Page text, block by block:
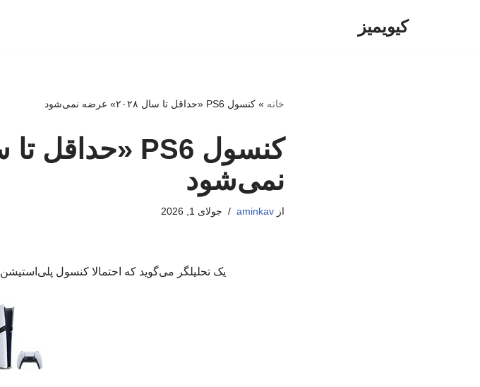
کیویمیز
خانه »کنسول PS6 «حداقل تا سال ۲۰۲۸» عرضه نمی‌شود
نمی‌شود
ازaminkav جولای 1, 2026
یک تحلیلگر می‌گوید که احتمالا کنسول پلی‌استیشن ۶ حداقل تا سال ۲۰۲۸ روانه‌ی بازار نخواهد شد.